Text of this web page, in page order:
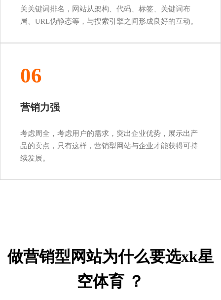
关关键词排名，网站从架构、代码、标签、关键词布
局、URL伪静态等，与搜索引擎之间形成良好的互动。
06
营销力强
考虑周全，考虑用户的需求，突出企业优势，展示出产
品的卖点，只有这样，营销型网站与企业才能获得可持
续发展。
做营销型网站为什么要选xk星
空体育 ？